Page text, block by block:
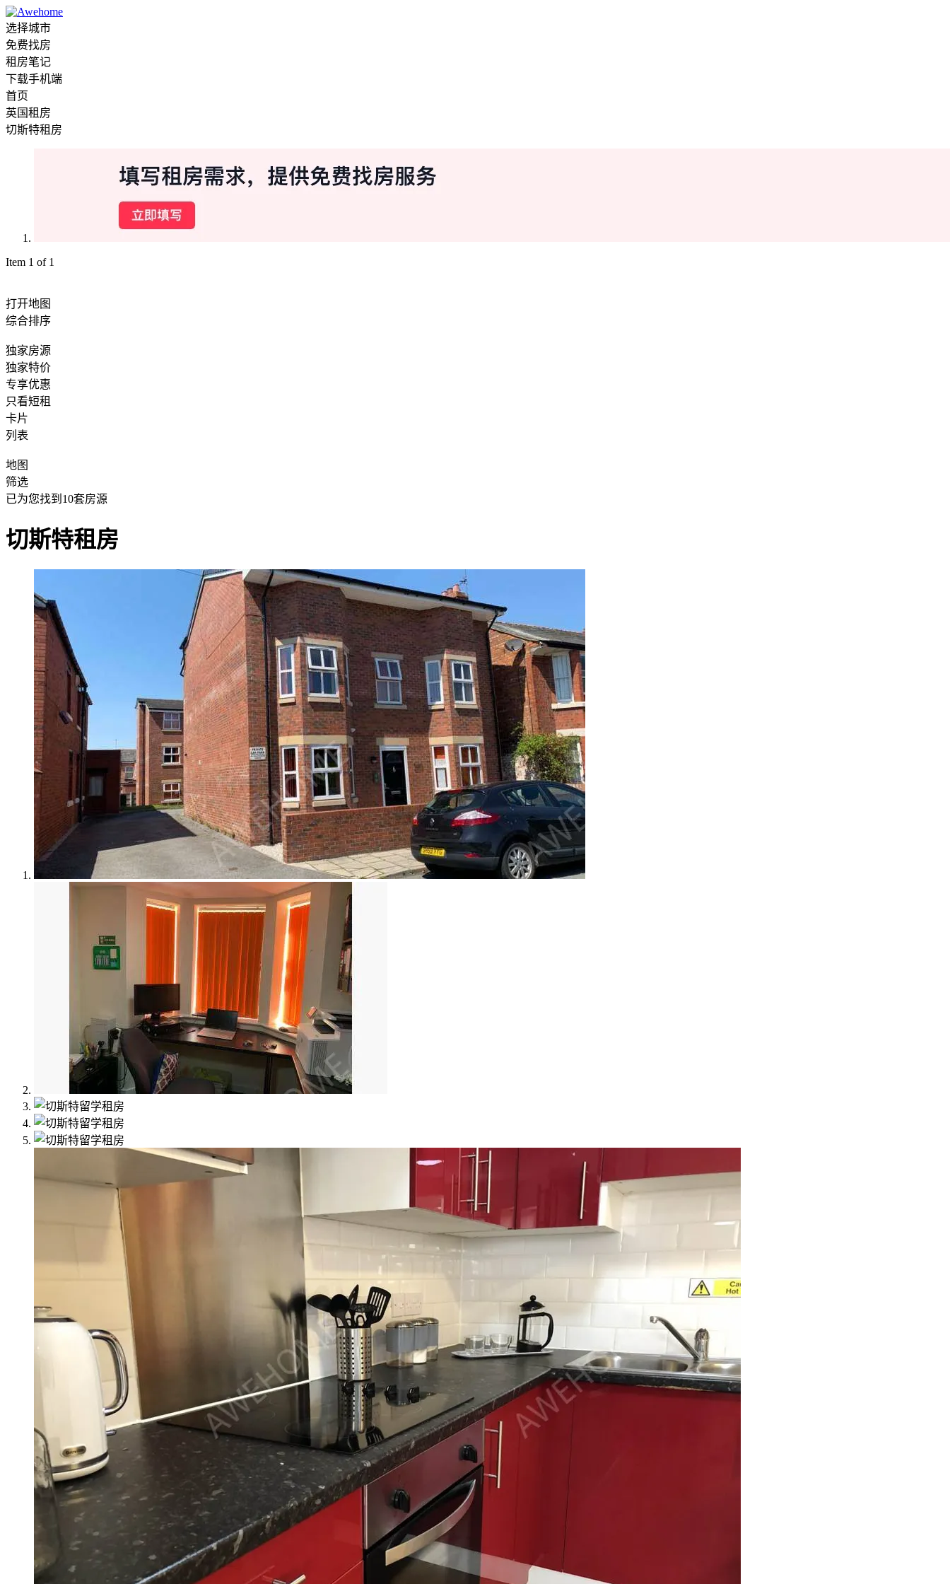
选择城市
免费找房
租房笔记
下载手机端
首页
英国租房
切斯特租房
Item 1 of 1
打开地图
综合排序
独家房源
独家特价
专享优惠
只看短租
卡片
列表
地图
筛选
已为您找到 10套房源
切斯特租房